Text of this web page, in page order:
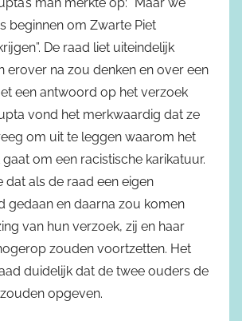
beginnen om Zwarte Piet
De raad liet uiteindelijk
erover na zou denken en over een
een antwoord op het verzoek
vond het merkwaardig dat ze
om uit te leggen waarom het
om een racistische karikatuur.
dat als de raad een eigen
gedaan en daarna zou komen
van hun verzoek, zij en haar
zouden voortzetten. Het
duidelijk dat de twee ouders de
opgeven.